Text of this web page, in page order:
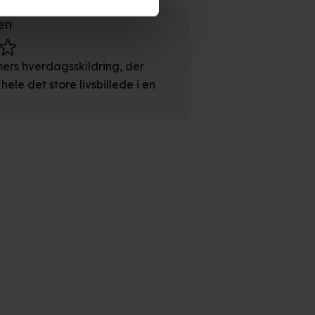
Det gør vi for at sikre
hverdagsskildring, der
det store livsbillede i en